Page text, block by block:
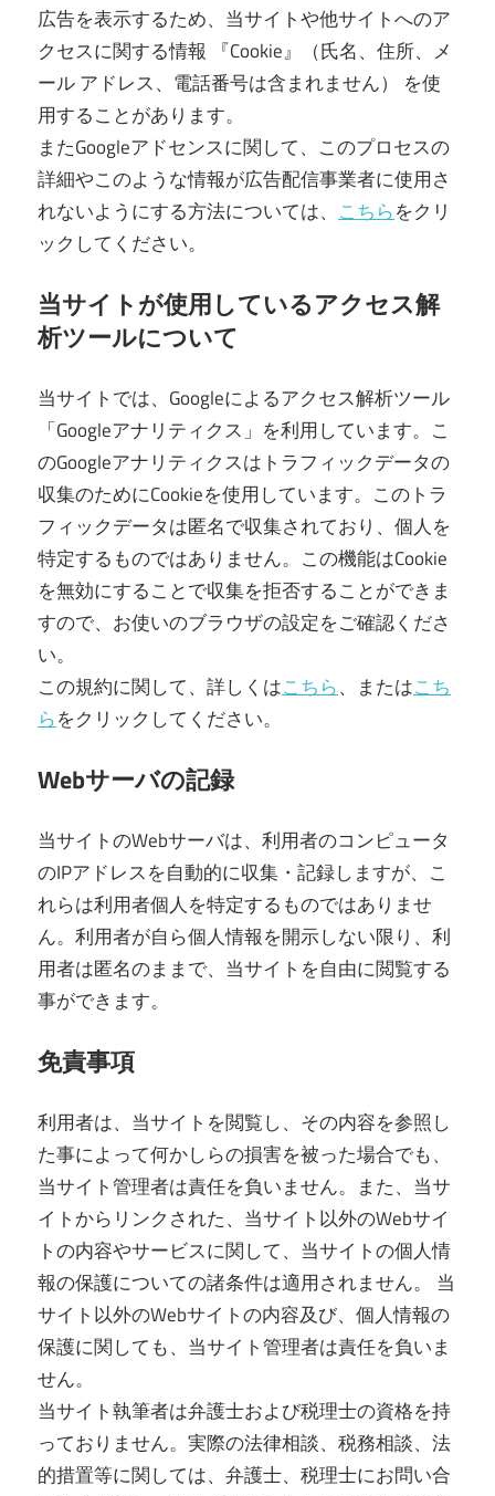
広告を表示するため、当サイトや他サイトへのア
クセスに関する情報 『Cookie』（氏名、住所、メ
ール アドレス、電話番号は含まれません） を使
用することがあります。
またGoogleアドセンスに関して、このプロセスの
詳細やこのような情報が広告配信事業者に使用さ
れないようにする方法については、 こちらをクリ
ックしてください。
当サイトが使用しているアクセス解
析ツールについて
当サイトでは、Googleによるアクセス解析ツール
「Googleアナリティクス」を利用しています。こ
のGoogleアナリティクスはトラフィックデータの
収集のためにCookieを使用しています。このトラ
フィックデータは匿名で収集されており、個人を
特定するものではありません。この機能はCookie
を無効にすることで収集を拒否することができま
すので、お使いのブラウザの設定をご確認くださ
い。
この規約に関して、詳しくはこちら、またはこち
らをクリックしてください。
Webサーバの記録
当サイトのWebサーバは、利用者のコンピュータ
のIPアドレスを自動的に収集・記録しますが、こ
れらは利用者個人を特定するものではありませ
ん。利用者が自ら個人情報を開示しない限り、利
用者は匿名のままで、当サイトを自由に閲覧する
事ができます。
免責事項
利用者は、当サイトを閲覧し、その内容を参照し
た事によって何かしらの損害を被った場合でも、
当サイト管理者は責任を負いません。また、当サ
イトからリンクされた、当サイト以外のWebサイ
トの内容やサービスに関して、当サイトの個人情
報の保護についての諸条件は適用されません。 当
サイト以外のWebサイトの内容及び、個人情報の
保護に関しても、当サイト管理者は責任を負いま
せん。
当サイト執筆者は弁護士および税理士の資格を持
っておりません。実際の法律相談、税務相談、法
的措置等に関しては、弁護士、税理士にお問い合